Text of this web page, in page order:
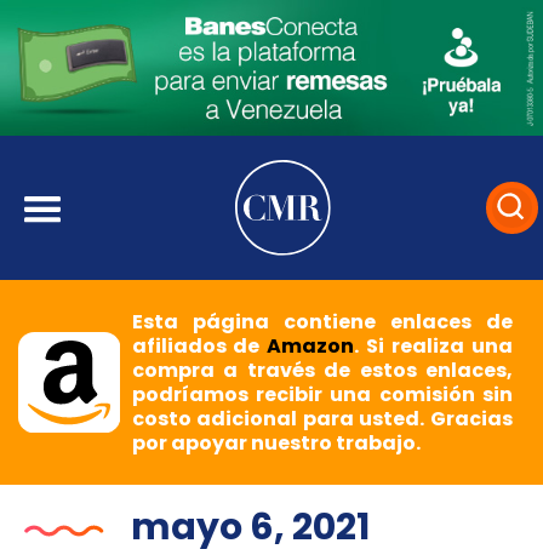
Esta página contiene enlaces de
afiliados deAmazon. Si realiza una
compra a través de estos enlaces,
podríamos recibir una comisión sin
costo adicional para usted. Gracias
por apoyar nuestro trabajo.
mayo 6, 2021